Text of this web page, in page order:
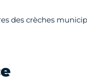
des crèches